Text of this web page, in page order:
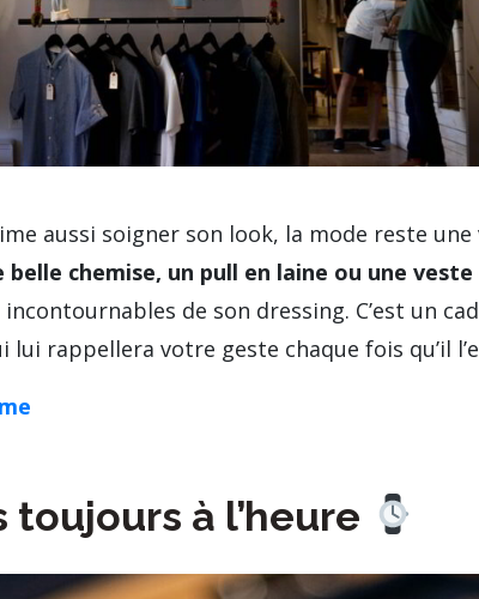
aussi soigner son look, la mode reste
belle chemise, un pull en laine ou une veste
de son dressing. C’est un
rappellera votre geste chaque fois qu’il
toujours à l’heure